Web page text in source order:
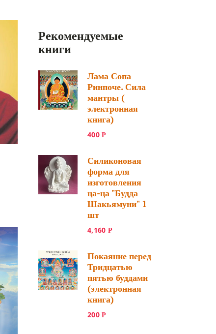
Рекомендуемые
книги
Лама Сопа
Ринпоче. Сила
мантры (
электронная
книга)
400Р
Силиконовая
форма для
изготовления
ца-ца "Будда
Шакьямуни" 1
шт
4,160 Р
Покаяние перед
Тридцатью
пятью буддами
(электронная
книга)
200Р